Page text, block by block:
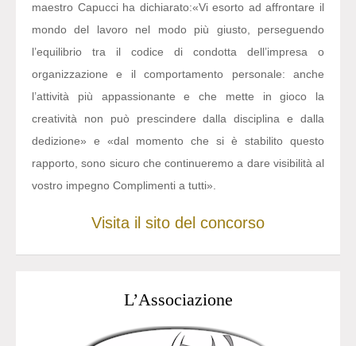
maestro Capucci ha dichiarato:«Vi esorto ad affrontare il
mondo del lavoro nel modo più giusto, perseguendo
l’equilibrio tra il codice di condotta dell’impresa o
organizzazione e il comportamento personale: anche
l’attività più appassionante e che mette in gioco la
creatività non può prescindere dalla disciplina e dalla
dedizione» e «dal momento che si è stabilito questo
rapporto, sono sicuro che continueremo a dare visibilità al
vostro impegno Complimenti a tutti».
Visita il sito del concorso
L’Associazione